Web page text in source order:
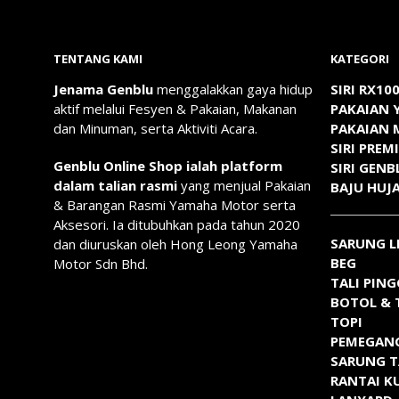
The
options
may
chosen
on
the
product
page
TENTANG KAMI
Jenama Genblu menggalakkan gaya hidup
aktif melalui Fesyen & Pakaian, Makanan
dan Minuman, serta Aktiviti Acara.
Genblu Online Shop ialah platform
dalam talian rasmi yang menjual Pakaian
& Barangan Rasmi Yamaha Motor serta
Aksesori. Ia ditubuhkan pada tahun 2020
dan diuruskan oleh Hong Leong Yamaha
Motor Sdn Bhd.
KATEGORI
SIRI RX100
PAKAIAN
PAKAIAN
SIRI
SIRI
BAJU
SARUNG
BEG
TALI
BOTOL &
TOPI
SARUNG
RANTAI